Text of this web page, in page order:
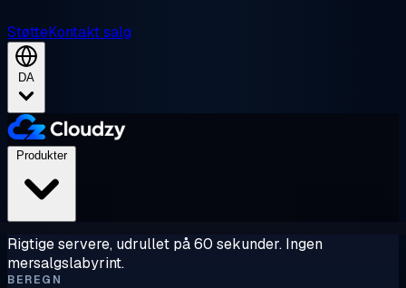
StøtteKontakt salg
DA
Produkter
Rigtige servere, udrullet på 60 sekunder. Ingen
mersalgslabyrint.
BEREGN